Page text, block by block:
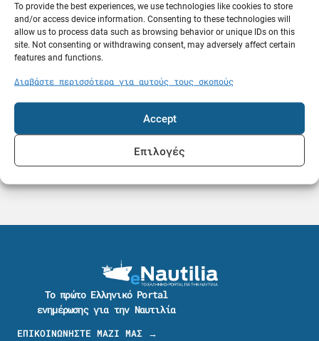
To provide the best experiences, we use technologies like cookies to store
and/or access device information. Consenting to these technologies will
allow us to process data such as browsing behavior or unique IDs on this
site. Not consenting or withdrawing consent, may adversely affect certain
features and functions.
Διαβάστε περισσότερα για αυτούς τους σκοπούς
Accept
Επιλογές
Το πρώτο Ελληνικό Portal
ενημέρωσης για την Ναυτιλία
ΕΠΙΚΟΙΝΩΝΗΣΤΕ ΜΑΖΙ ΜΑΣ →